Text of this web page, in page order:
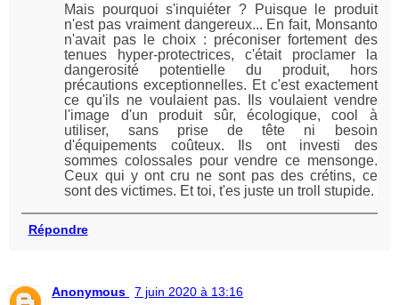
Mais pourquoi s'inquiéter ? Puisque le produit
n'est pas vraiment dangereux... En fait, Monsanto
n'avait pas le choix : préconiser fortement des
tenues hyper-protectrices, c'était proclamer la
dangerosité potentielle du produit, hors
précautions exceptionnelles. Et c'est exactement
ce qu'ils ne voulaient pas. Ils voulaient vendre
l'image d'un produit sûr, écologique, cool à
utiliser, sans prise de tête ni besoin
d'équipements coûteux. Ils ont investi des
sommes colossales pour vendre ce mensonge.
Ceux qui y ont cru ne sont pas des crétins, ce
sont des victimes. Et toi, t'es juste un troll stupide.
Répondre
Anonymous 7 juin 2020 à 13:16